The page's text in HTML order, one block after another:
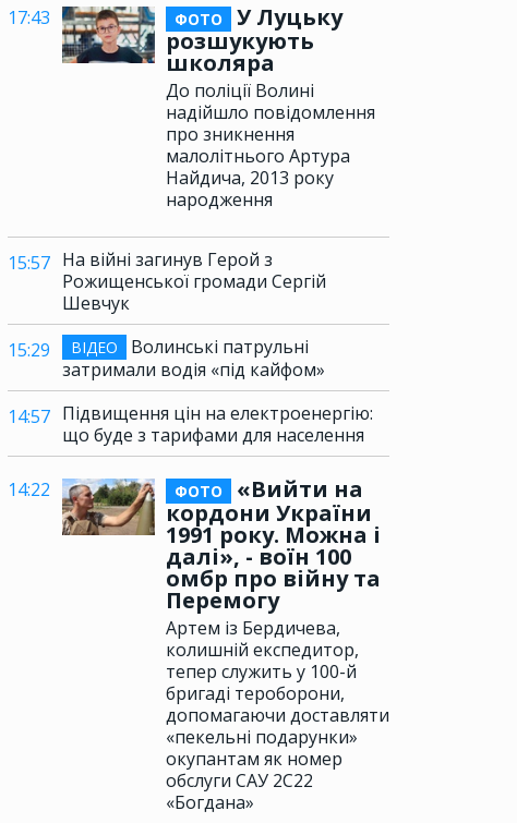
17:43 ФОТО
У Луцьку
розшукують
школяра
До поліції Волині
надійшло повідомлення
про зникнення
малолітнього Артура
Найдича, 2013 року
народження
15:57 На війні загинув Герой з
Рожищенської громади Сергій
Шевчук
15:29
ВІДЕО
Волинські патрульні
затримали водія «під кайфом»
14:57 Підвищення цін на електроенергію:
що буде з тарифами для населення
14:22 ФОТО
«Вийти на
кордони України
1991 року. Можна і
далі», - воїн 100
омбр про війну та
Перемогу
Артем із Бердичева,
колишній експедитор,
тепер служить у 100-й
бригаді тероборони,
допомагаючи доставляти
«пекельні подарунки»
окупантам як номер
обслуги САУ 2С22
«Богдана»